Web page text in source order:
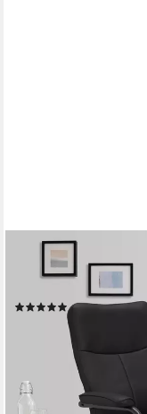
HOME AFFAIRE
Relaxsessel Istad, TV-
Schlaffunktion, mit
(10)
lieferbar - in 2-3